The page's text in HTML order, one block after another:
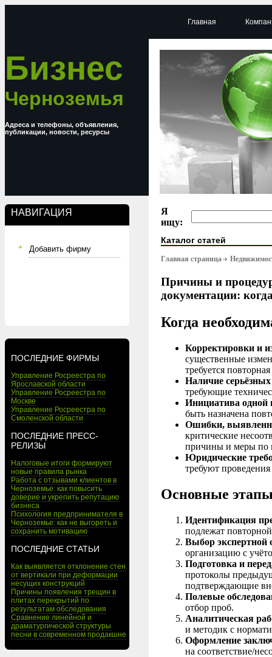
Бизнес
Черноземья
Адреса и телефоны, объявления,
публикации, новости, ресурсы
НАВИГАЦИЯ
Добавить фирму
ПОСЛЕДНИЕ ФИРМЫ
Управление Росреестра по
Ярославской области
Управление Росреестра по
Москве
Управление Росреестра по
Смоленской области
ПОСЛЕДНИЕ ПРЕСС-
РЕЛИЗЫ
Налоговые итоги формируют
новые правила рынка
Работа с отзывами клиентов в
Черноземье: как повысить
доверие и укрепить репутацию
бизнеса
Психология предпринимателя в
Черноземье: как не выгореть и
сохранить мотивацию
ПОСЛЕДНИЕ СТАТЬИ
Как выявляется отклонение стен
от вертикали при деформации
несущих конструкций
Причины появления трещин в
плитах перекрытий по
результатам обследования
Сравнение линейной и
драматургической структуры
песни в современном продакшне
Главная
Я
ищу:
Каталог статей
Главная страница
Причины и
документации:
Когда
Корректировки и
существенные
требуется
Наличие
требующие
Инициатива одной
быть назначена
Ошибки,
критические
причины и меры по
Юридические
требуют
Основные
Идентификация
подлежат
Выбор экспертной
организацию с
Подготовка и
протоколы
подтверждающие
Полевые
отбор проб.
Аналитическая
и методик с
Оформление
на соответствие/